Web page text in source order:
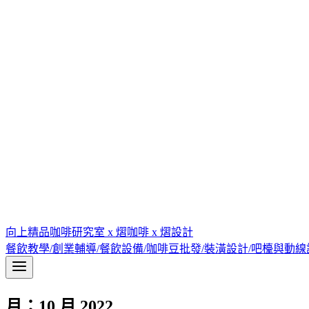
向上精品咖啡研究室 x 熠咖啡 x 熠設計
餐飲教學/創業輔導/餐飲設備/咖啡豆批發/裝潢設計/吧檯與動